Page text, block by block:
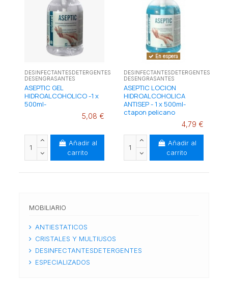
DESINFECTANTESDETERGENTES
DESENGRASANTES
ASEPTIC GEL
HIDROALCOHOLICO -1 x
500ml-
5,08 €
Añadir al
carrito
En espera
DESINFECTANTESDETERGENTES
DESENGRASANTES
ASEPTIC LOCION
HIDROALCOHOLICA
ANTISEP - 1 x 500ml-
ctapon pelicano
4,79 €
Añadir al
carrito
MOBILIARIO
ANTIESTATICOS
CRISTALES Y MULTIUSOS
DESINFECTANTESDETERGENTES
ESPECIALIZADOS